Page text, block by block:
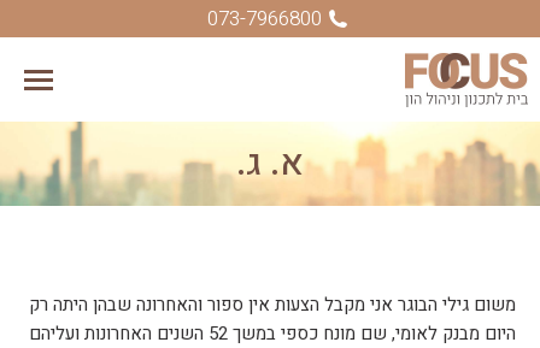
073-7966800
א. ג.
You are here:
משום גילי הבוגר אני מקבל הצעות אין ספור והאחרונה שבהן היתה רק
היום מבנק לאומי, שם מונח כספי במשך 52 השנים האחרונות ועליהם